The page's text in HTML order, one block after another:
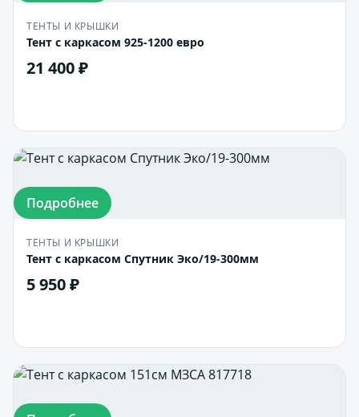
ТЕНТЫ И КРЫШКИ
Тент с каркасом 925-1200 евро
21 400 ₽
Подробнее
ТЕНТЫ И КРЫШКИ
Тент с каркасом Спутник Эко/19-300мм
5 950 ₽